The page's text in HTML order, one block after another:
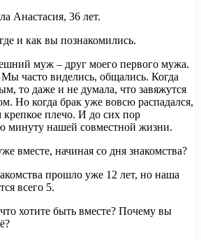
Анастасия, 36 лет.
и как вы познакомились.
муж – друг моего первого мужа.
часто виделись, общались. Когда
то даже и не думала, что завяжутся
Но когда брак уже вовсю распадался,
крепкое плечо. И до сих пор
минуту нашей совместной жизни.
вместе, начиная со дня знакомства?
прошло уже 12 лет, но наша
всего 5.
хотите быть вместе? Почему вы